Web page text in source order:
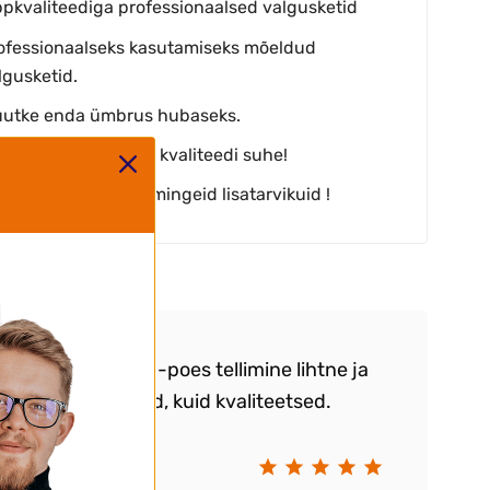
professionaalsed valgusketid
kasutamiseks mõeldud
enda ümbrus hubaseks.
hinna ja kvaliteedi suhe!
Ei vaja mingeid lisatarvikuid !
arvustused
lambiketi õue. E-poes tellimine lihtne ja
tooted soodsad, kuid kvaliteetsed.
väga kiire.